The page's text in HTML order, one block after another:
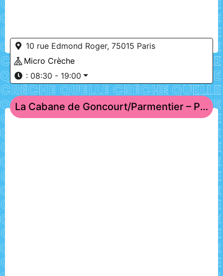
10 rue Edmond Roger, 75015 Paris
Micro Crèche
: 08:30 - 19:00
La Cabane de Goncourt/Parmentier – Paris 11